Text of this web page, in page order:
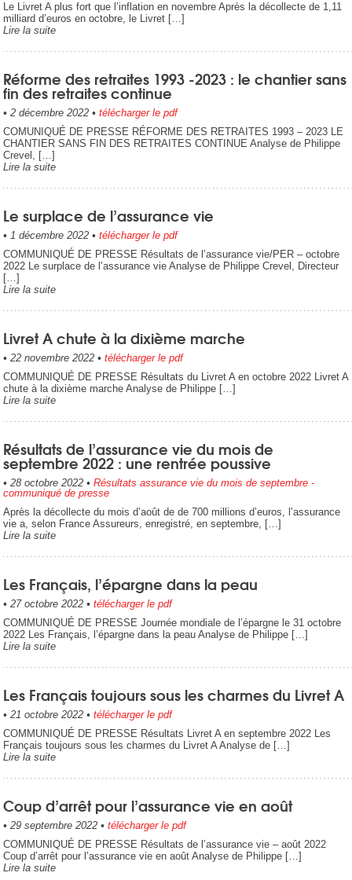
Le Livret A plus fort que l’inflation en novembre Après la décollecte de 1,11
milliard d’euros en octobre, le Livret […]
Lire la suite
Réforme des retraites 1993 -2023 : le chantier sans
fin des retraites continue
• 2 décembre 2022• télécharger le pdf
COMUNIQUÉ DE PRESSE RÉFORME DES RETRAITES 1993 – 2023 LE
CHANTIER SANS FIN DES RETRAITES CONTINUE Analyse de Philippe
Crevel, […]
Lire la suite
Le surplace de l’assurance vie
• 1 décembre 2022• télécharger le pdf
COMMUNIQUÉ DE PRESSE Résultats de l’assurance vie/PER – octobre
2022 Le surplace de l’assurance vie Analyse de Philippe Crevel, Directeur
[…]
Lire la suite
Livret A chute à la dixième marche
• 22 novembre 2022• télécharger le pdf
COMMUNIQUÉ DE PRESSE Résultats du Livret A en octobre 2022 Livret A
chute à la dixième marche Analyse de Philippe […]
Lire la suite
Résultats de l’assurance vie du mois de
septembre 2022 : une rentrée poussive
• 28 octobre 2022• Résultats assurance vie du mois de septembre -
communiqué de presse
Après la décollecte du mois d’août de de 700 millions d’euros, l’assurance
vie a, selon France Assureurs, enregistré, en septembre, […]
Lire la suite
Les Français, l’épargne dans la peau
• 27 octobre 2022• télécharger le pdf
COMMUNIQUÉ DE PRESSE Journée mondiale de l’épargne le 31 octobre
2022 Les Français, l’épargne dans la peau Analyse de Philippe […]
Lire la suite
Les Français toujours sous les charmes du Livret A
• 21 octobre 2022• télécharger le pdf
COMMUNIQUÉ DE PRESSE Résultats Livret A en septembre 2022 Les
Français toujours sous les charmes du Livret A Analyse de […]
Lire la suite
Coup d’arrêt pour l’assurance vie en août
• 29 septembre 2022• télécharger le pdf
COMMUNIQUÉ DE PRESSE Résultats de l’assurance vie – août 2022
Coup d’arrêt pour l’assurance vie en août Analyse de Philippe […]
Lire la suite